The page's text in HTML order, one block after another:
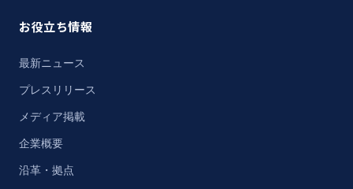
お役立ち情報
最新ニュース
プレスリリース
メディア掲載
企業概要
沿革・拠点